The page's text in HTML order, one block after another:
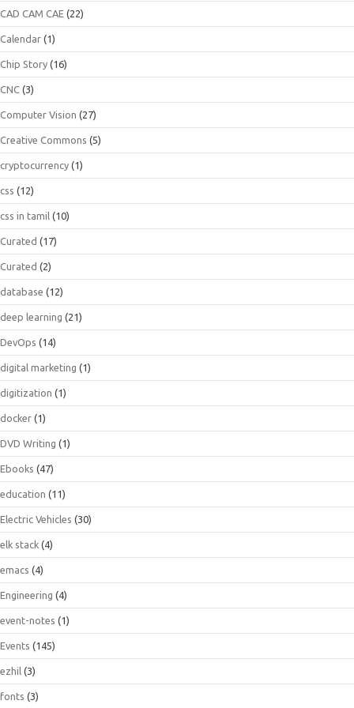
CAD CAM CAE (22)
Calendar (1)
Chip Story (16)
CNC (3)
Computer Vision (27)
Creative Commons (5)
cryptocurrency (1)
css (12)
css in tamil (10)
Curated (17)
Curated (2)
database (12)
deep learning (21)
DevOps (14)
digital marketing (1)
digitization (1)
docker (1)
DVD Writing (1)
Ebooks (47)
education (11)
Electric Vehicles (30)
elk stack (4)
emacs (4)
Engineering (4)
event-notes (1)
Events (145)
ezhil (3)
fonts (3)